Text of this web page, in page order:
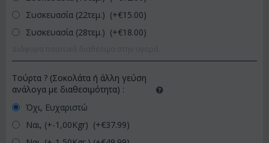
Συσκευασία (22τεμ.) (+€15.00)
Συσκευασία (28τεμ.) (+€18.00)
Τούρτα ? (Σοκολάτα ή άλλη γεύση
ανάλογα με διαθεσιμότητα) :
Όχι, Ευχαριστώ
Ναι, (+-1,00Kgr) (+€37.99)